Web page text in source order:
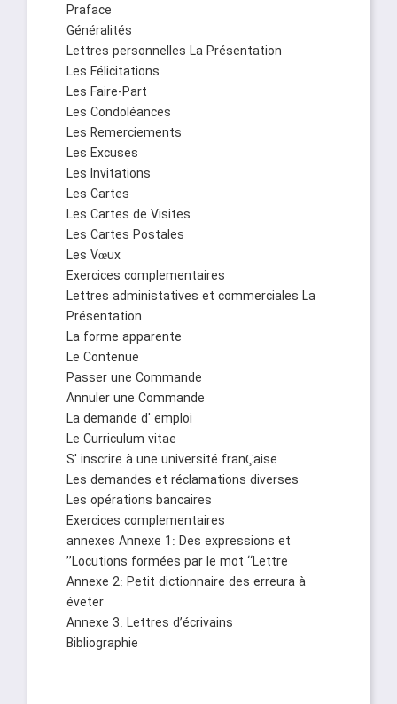
Praface
Généralités
Lettres personnelles La Présentation
Les Félicitations
Les Faire-Part
Les Condoléances
Les Remerciements
Les Excuses
Les Invitations
Les Cartes
Les Cartes de Visites
Les Cartes Postales
Les Vœux
Exercices complementaires
Lettres administatives et commerciales La
Présentation
La forme apparente
Le Contenue
Passer une Commande
Annuler une Commande
La demande d' emploi
Le Curriculum vitae
S' inscrire à une université franÇaise
Les demandes et réclamations diverses
Les opérations bancaires
Exercices complementaires
annexes Annexe 1: Des expressions et
Locutions formées par le mot ‘‘Lettre’’
Annexe 2: Petit dictionnaire des erreura à
éveter
Annexe 3: Lettres d’écrivains
Bibliographie